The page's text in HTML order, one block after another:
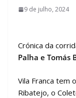
9 de julho, 2024
Crónica da
Palha e Tomás
Vila Franca tem
Ribatejo, o